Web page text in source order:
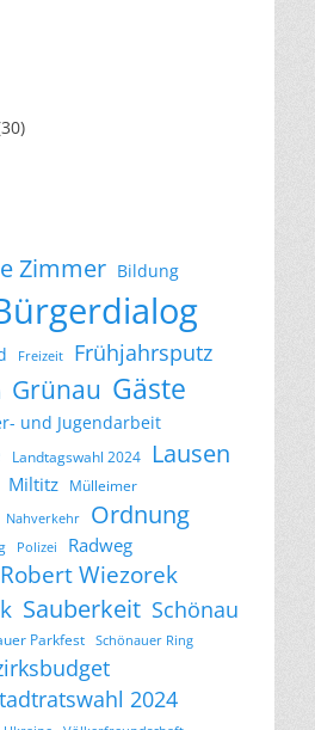
Zimmer Bildung
Freizeit Frühjahrsputz
Grünau Gäste
und Jugendarbeit
Landtagswahl 2024 Lausen
Miltitz Mülleimer
Nahverkehr Ordnung
Polizei
Radweg
Robert Wiezorek
Sauberkeit Schönau
Parkfest
Schönauer Ring
2024